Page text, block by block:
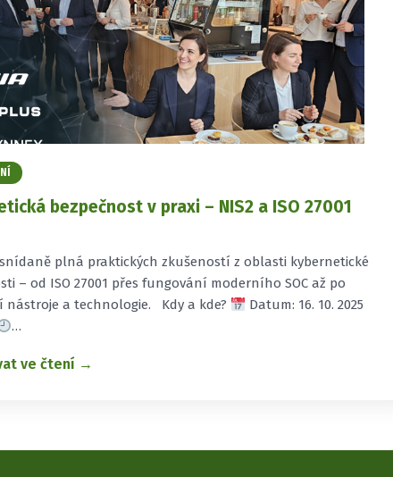
bezpečnost v praxi – NIS2 a ISO 27001
plná praktických zkušeností z oblasti kybernetické
– od ISO 27001 přes fungování moderního SOC až po
nástroje a technologie. Kdy a kde?
Datum: 16. 10. 2025
…
ve čtení